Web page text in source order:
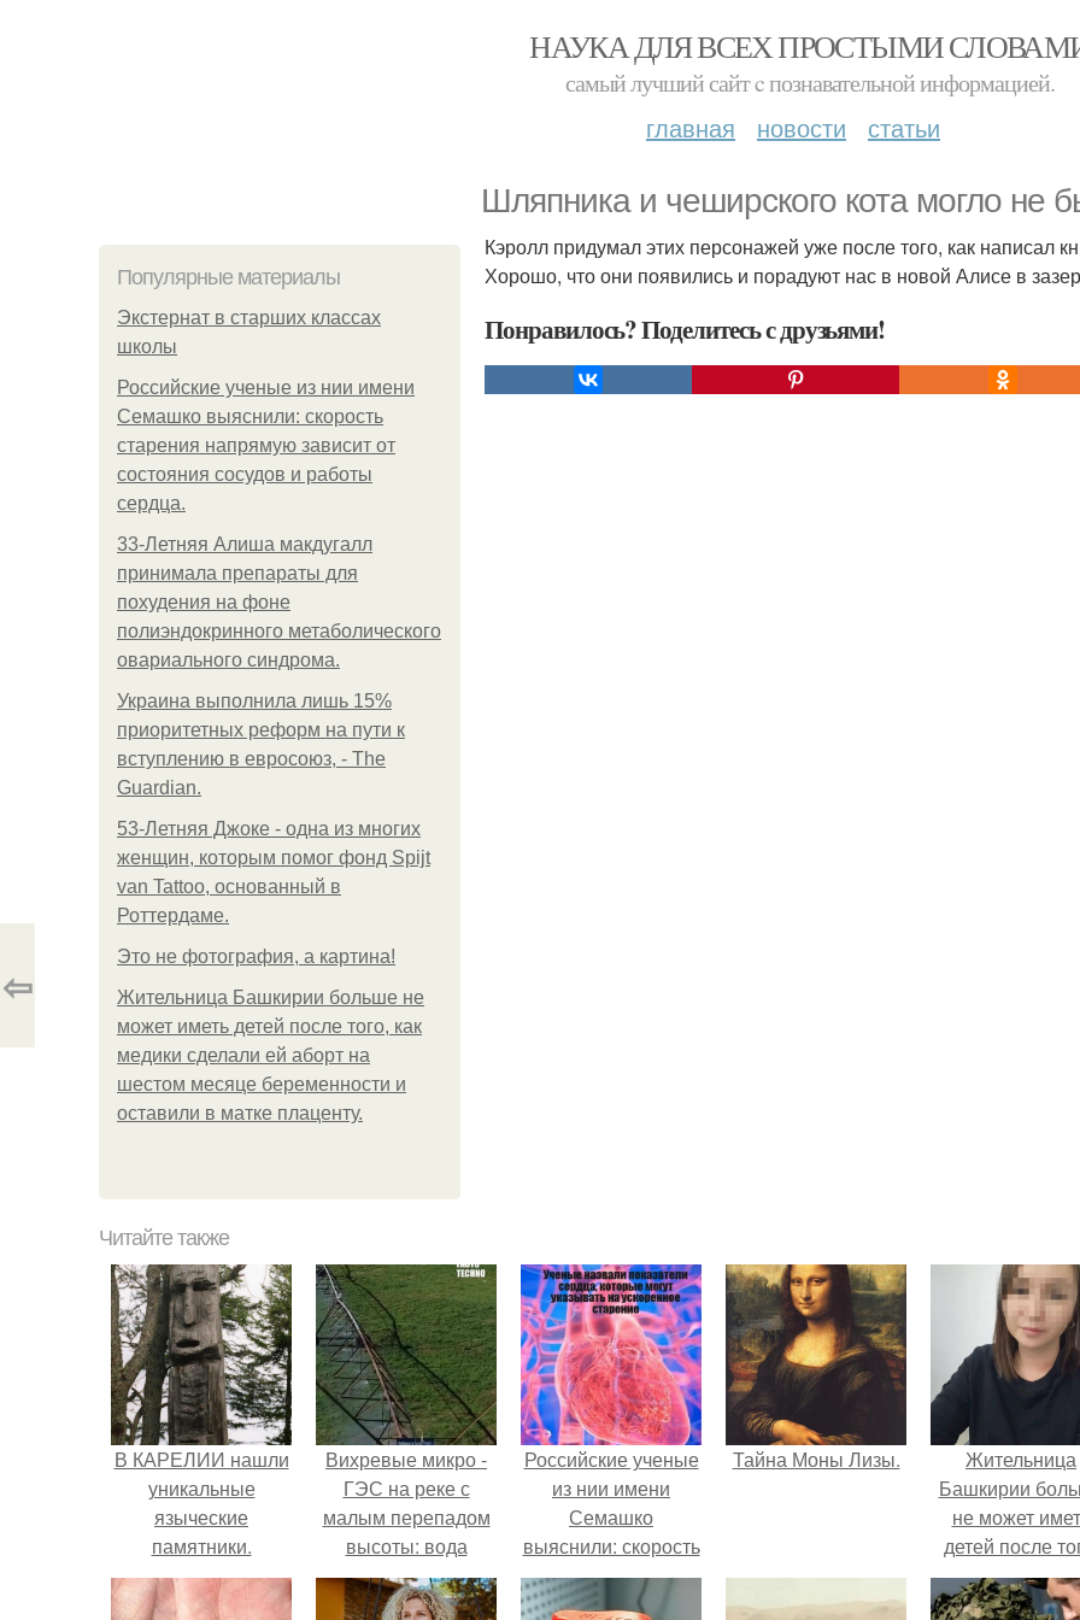
НАУКА ДЛЯ ВСЕХ ПРОСТЫМИ
самый лучший сайт c познавательной информацией.
главная новости статьи
Шляпника и чеширского кота могло не
Популярные материалы
Экстернат в старших классах
школы
Российские ученые из нии имени
Семашко выяснили: скорость
старения напрямую зависит от
состояния сосудов и работы
сердца.
33-Летняя Алиша макдугалл
принимала препараты для
похудения на фоне
полиэндокринного метаболического
овариального синдрома.
Украина выполнила лишь 15%
приоритетных реформ на пути к
вступлению в евросоюз, - The
Guardian.
53-Летняя Джоке - одна из многих
женщин, которым помог фонд Spijt
van Tattoo, основанный в
Роттердаме.
Это не фотография, а картина!
Жительница Башкирии больше не
может иметь детей после того, как
медики сделали ей аборт на
шестом месяце беременности и
оставили в матке плаценту.
Кэролл придумал этих персонажей уже после того, как написал
Хорошо, что они появились и порадуют нас в новой Алисе в
Понравилось? Поделитесь с друзьями!
⇦
Читайте также
В КАРЕЛИИ нашли
уникальные
языческие
памятники.
Вихревые микро -
ГЭС на реке с
малым перепадом
высоты: вода
закручивается в
бетонной камере и
Российские ученые
из нии имени
Семашко
выяснили: скорость
старения напрямую
зависит от
Тайна Моны Лизы.
Жительница
Башкирии
не может
детей после
как медики
ей аборт на